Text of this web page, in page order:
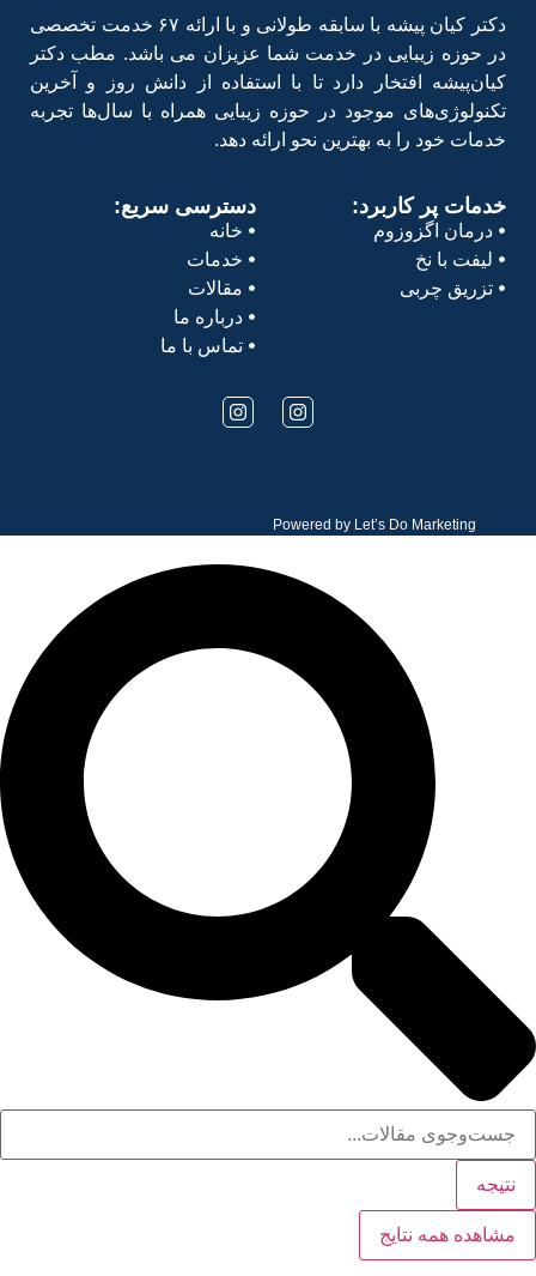
دکتر کیان پیشه با سابقه طولانی و با ارائه ۶۷ خدمت تخصصی
در حوزه زیبایی در خدمت شما عزیزان می باشد. مطب دکتر
کیان‌پیشه افتخار دارد تا با استفاده از دانش روز و آخرین
تکنولوژی‌های موجود در حوزه زیبایی همراه با سال‌ها تجربه
خدمات خود را به بهترین نحو ارائه دهد.
خدمات پر کاربرد:
درمان اگزوزوم
لیفت با نخ
تزریق چربی
دسترسی سریع:
خانه
خدمات
مقالات
درباره ما
تماس با ما
Powered by Let’s Do Marketing
نتیجه
مشاهده همه نتایج